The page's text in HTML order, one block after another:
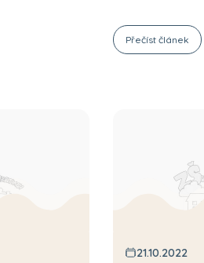
Přečíst článek
21.10.2022